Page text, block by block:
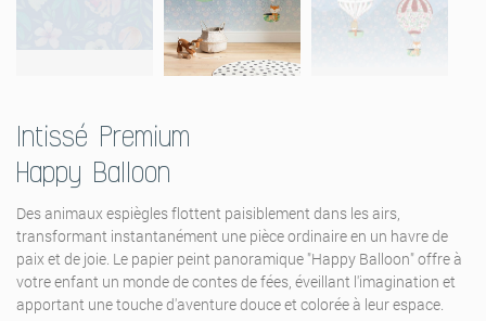
Intissé Premium
Happy Balloon
Des animaux espiègles flottent paisiblement dans les airs,
transformant instantanément une pièce ordinaire en un havre de
paix et de joie. Le papier peint panoramique "Happy Balloon" offre à
votre enfant un monde de contes de fées, éveillant l'imagination et
apportant une touche d'aventure douce et colorée à leur espace.